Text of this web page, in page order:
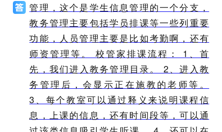
管理，这个是学生信息管理的一个分支，
教务管理主要包括学员排课等一些列重要
功能，人员管理主要是比如考勤啊，还有
师资管理等。 校管家排课流程： 1、首
先，我们进入教务管理目录。 2、进入教
务管理后，会显示正在施教的老师等。
3、每个教室可以通过释义来说明课程信
息，上课的信息，还有时间段等，可以通